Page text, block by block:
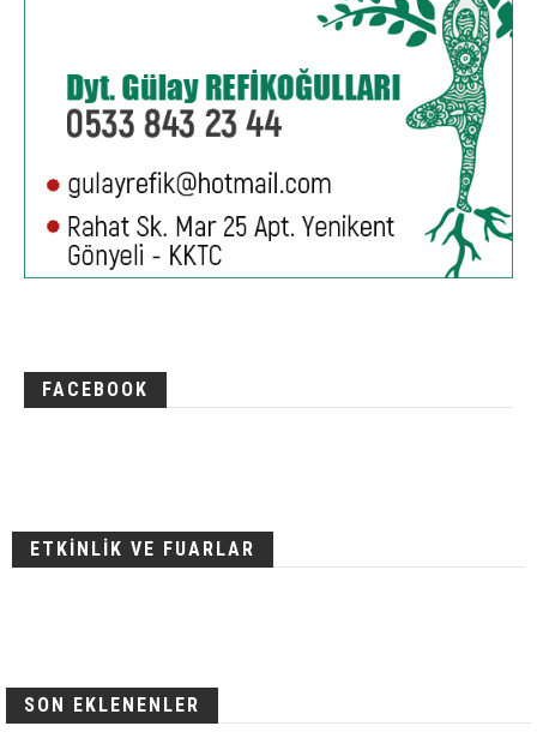
FACEBOOK
ETKİNLİK VE FUARLAR
SON EKLENENLER